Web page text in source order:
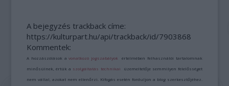
A bejegyzés trackback címe:
https://kulturpart.hu/api/trackback/id/7903868
Kommentek:
A hozzászólások avonatkozó jogszabályok értelmében felhasználói tartalomnak
minősülnek, értük a szolgáltatás technikai üzemeltetője semmilyen felelősséget
nem vállal, azokat nem ellenőrzi. Kifogás esetén forduljon a blog szerkesztőjéhez.